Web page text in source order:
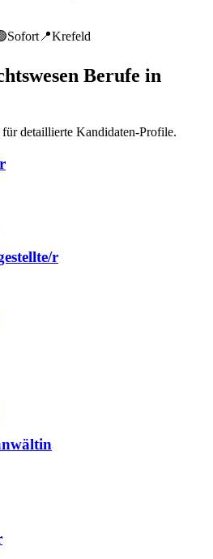
Sofort 📍Krefeld
Berufe in
detaillierte Kandidaten-Profile.
r